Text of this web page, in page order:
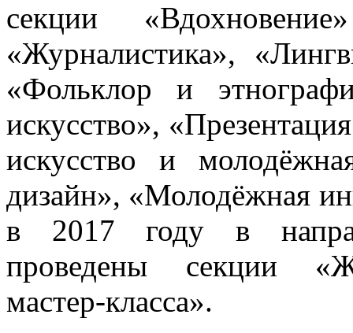
секции
«Журналистика»,
«Фольклор и
искусство»,
искусство и
дизайн», «Молодёжная
в 2017 году в
проведены секции
мастер-класса».